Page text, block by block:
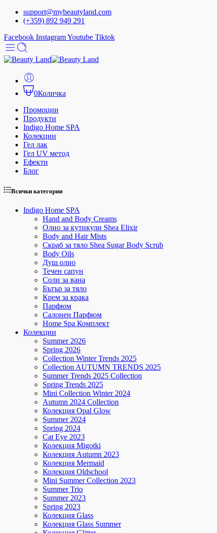
support@mybeautyland.com
(+359) 892 949 291
Facebook InstagramYoutube Tiktok
0Количка
Промоции
Продукти
Indigo Home SPA
Колекции
Гел лак
Гел UV метод
Ефекти
Блог
Всички категории
Indigo Home SPA
Hand and Body Creams
Олио за кутикули Shea Elixir
Body and Hair Mists
Скраб за тяло Shea Sugar Body Scrub
Body Oils
Душ олио
Течен сапун
Соли за вана
Бътър за тяло
Крем за крака
Парфюм
Салонен Парфюм
Home Spa Комплект
Колекции
Summer 2026
Spring 2026
Collection Winter Trends 2025
Collection AUTUMN TRENDS 2025
Summer Trends 2025 Collection
Spring Trends 2025
Mini Collection Winter 2024
Autumn 2024 Collection
Колекция Opal Glow
Summer 2024
Spring 2024
Cat Eye 2023
Колекция Migotki
Колекция Autumn 2023
Колекция Mermaid
Колекция Oldschool
Mini Summer Collection 2023
Summer Trio
Summer 2023
Spring 2023
Колекция Glass
Колекция Glass Summer